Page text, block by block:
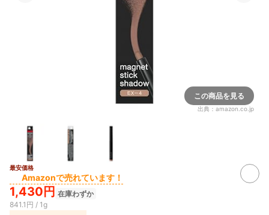
この商品を見る
出典： amazon.co.jp
最安価格
Amazonで売れています！
1,430円 在庫わずか
841.1円 / 1g